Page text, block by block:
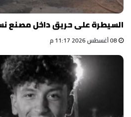
السيطرة على حريق داخل مصنع